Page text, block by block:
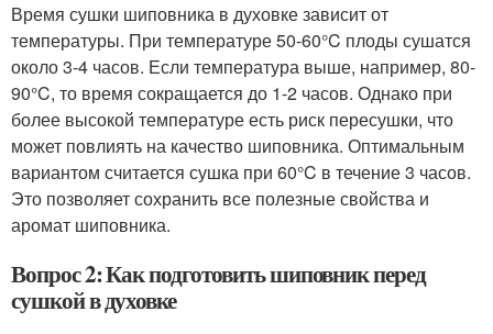
Время сушки шиповника в духовке зависит от
температуры. При температуре 50-60°C плоды сушатся
около 3-4 часов. Если температура выше, например, 80-
90°C, то время сокращается до 1-2 часов. Однако при
более высокой температуре есть риск пересушки, что
может повлиять на качество шиповника. Оптимальным
вариантом считается сушка при 60°C в течение 3 часов.
Это позволяет сохранить все полезные свойства и
аромат шиповника.
Вопрос 2: Как подготовить шиповник перед
сушкой в духовке